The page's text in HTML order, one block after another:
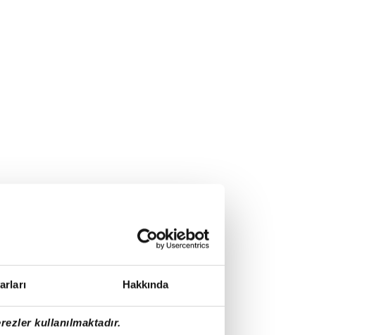
Hakkında
kullanılmaktadır.